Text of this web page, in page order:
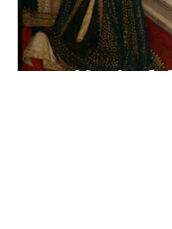
Epifania